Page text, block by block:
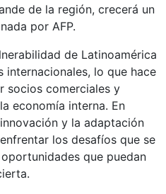
de la región, crecerá un
por AFP.
de Latinoamérica
internacionales, lo que hace
socios comerciales y
economía interna. En
y la adaptación
los desafíos que se
que puedan